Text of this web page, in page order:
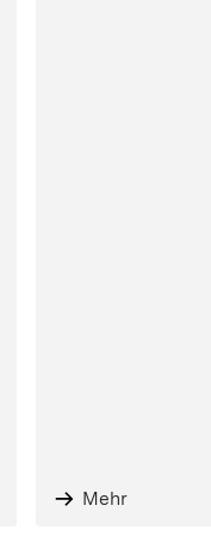
Mehr